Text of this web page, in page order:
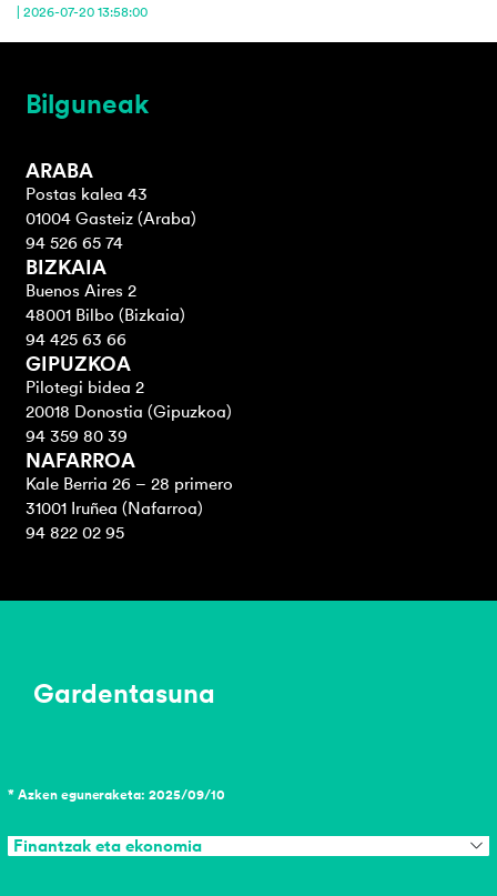
| 2026-07-20 13:58:00
Bilguneak
ARABA
Postas kalea 43
01004 Gasteiz (Araba)
94 526 65 74
BIZKAIA
Buenos Aires 2
48001 Bilbo (Bizkaia)
94 425 63 66
GIPUZKOA
Pilotegi bidea 2
20018 Donostia (Gipuzkoa)
94 359 80 39
NAFARROA
Kale Berria 26 – 28 primero
31001 Iruñea (Nafarroa)
94 822 02 95
Gardentasuna
* Azken eguneraketa: 2025/09/10
Finantzak eta ekonomia